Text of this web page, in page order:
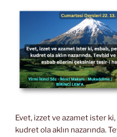
Evet, izzet ve azamet ister
kudret ola aklın nazarında.